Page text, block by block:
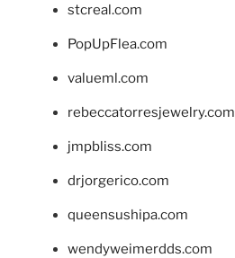
stcreal.com
PopUpFlea.com
valueml.com
rebeccatorresjewelry.com
jmpbliss.com
drjorgerico.com
queensushipa.com
wendyweimerdds.com